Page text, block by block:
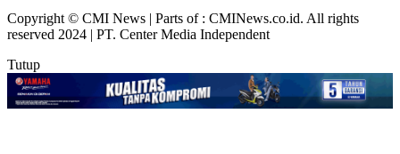
Copyright © CMI News | Parts of : CMINews.co.id. All rights
reserved 2024 | PT. Center Media Independent
Tutup